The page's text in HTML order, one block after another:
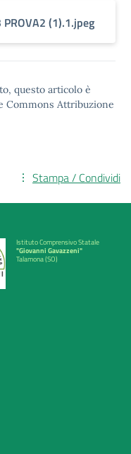
PROVA2 (1).1.jpeg
questo articolo è
Commons Attribuzione
Stampa / Condividi
Istituto Comprensivo Statale
"Giovanni Gavazzeni"
Talamona (SO)